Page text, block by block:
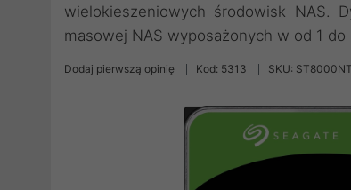
wielokieszeniowych środowisk NAS.
masowej NAS wyposażonych w od 1 do
Dodaj pierwszą opinię Kod: 5313 SKU: